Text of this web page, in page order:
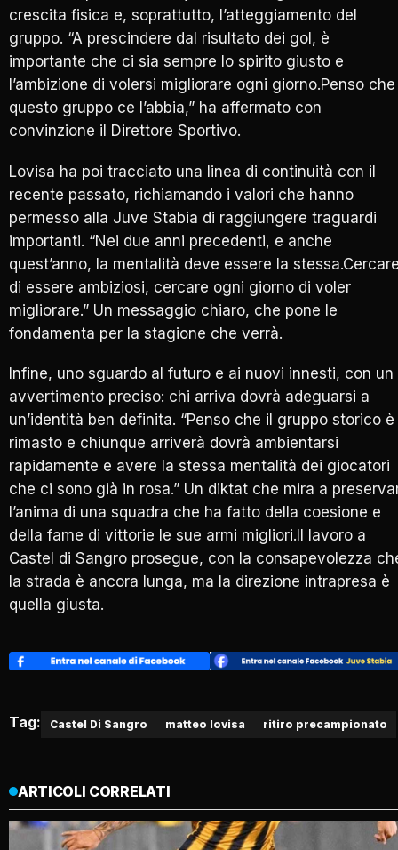
crescita fisica e, soprattutto, l’atteggiamento del
gruppo. “A prescindere dal risultato dei gol, è
importante che ci sia sempre lo spirito giusto e
l’ambizione di volersi migliorare ogni giorno.Penso che
questo gruppo ce l’abbia,” ha affermato con
convinzione il Direttore Sportivo.
Lovisa ha poi tracciato una linea di continuità con il
recente passato, richiamando i valori che hanno
permesso alla Juve Stabia di raggiungere traguardi
importanti. “Nei due anni precedenti, e anche
quest’anno, la mentalità deve essere la
di essere ambiziosi, cercare ogni giorno di voler
migliorare.” Un messaggio chiaro, che pone le
fondamenta per la stagione che verrà.
Infine, uno sguardo al futuro e ai nuovi innesti, con un
avvertimento preciso: chi arriva dovrà adeguarsi a
un’identità ben definita. “Penso che il gruppo storico è
rimasto e chiunque arriverà dovrà ambientarsi
rapidamente e avere la stessa mentalità dei giocatori
che ci sono già in rosa.” Un diktat che mira a
l’anima di una squadra che ha fatto della coesione e
della fame di vittorie le sue armi migliori.Il lavoro a
Castel di Sangro prosegue, con la consapevolezza
la strada è ancora lunga, ma la direzione intrapresa è
quella giusta.
Tag: Castel Di Sangro matteo lovisa ritiro precampionato
ARTICOLI CORRELATI